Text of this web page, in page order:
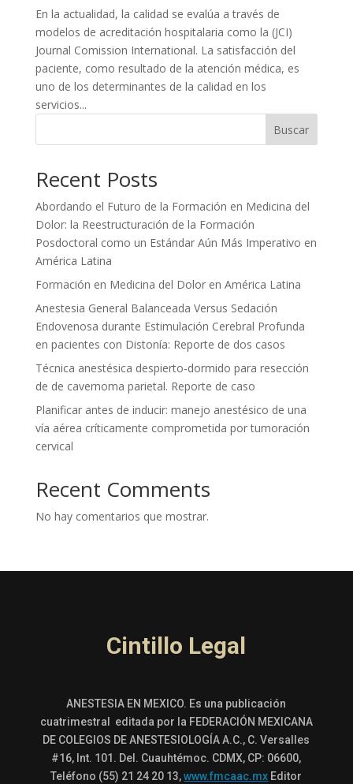
En la actualidad, la calidad se evalúa a través de
modelos de acreditación hospitalaria como la (JCI)
Journal Comission International. La satisfacción del
paciente, como resultado de la atención médica, es
uno de los determinantes de la calidad en los
servicios...
Buscar
Recent Posts
Abordando el Futuro de la Formación en Medicina del
Dolor: la Reestructuración de la Formación
Posdoctoral como un Estándar Aún Más Imperativo en
América Latina
Formación en Medicina del Dolor en América Latina
Anestesia General Balanceada Versus Sedación
Endovenosa durante Estimulación Cerebral Profunda
en pacientes con Distonía: Reporte de dos casos
Técnica anestésica despierto-dormido para resección
de de cavernoma parietal. Reporte de caso
Planificar antes de inducir: manejo anestésico de una
vía aérea críticamente comprometida por tumoración
cervical
Recent Comments
No hay comentarios que mostrar.
Cintillo Legal
ANESTESIA EN MEXICO. Es una publicación
cuatrimestral editada por la FEDERACIÓN MEXICANA
DE COLEGIOS DE ANESTESIOLOGÍA A.C., C. Versalles
#16, Int. 101. Del. Cuauhtémoc. CDMX, CP: 06600,
Teléfono (55) 21 24 20 13,www.fmcaac.mx Editor